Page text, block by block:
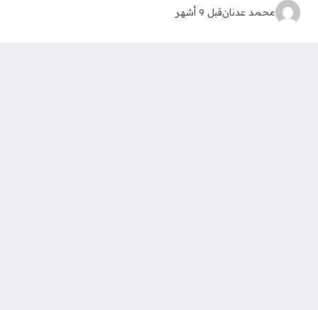
محمد عدنانقبل 9 أشهر